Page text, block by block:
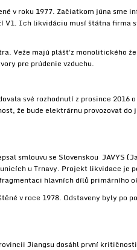
v roku 1977. Začiatkom júna sme
V1. Ich likvidáciu musí štátna firma
Veže majú plášť z monolitického
pre prúdenie vzduchu.
své rozhodnutí z prosince 2016
že bude elektrárnu provozovat do
smlouvu se Slovenskou JAVYS
u Trnavy. Projekt likvidace je
hlavních dílů primárního
v roce 1978. Odstaveny byly po
Jiangsu dosáhl první